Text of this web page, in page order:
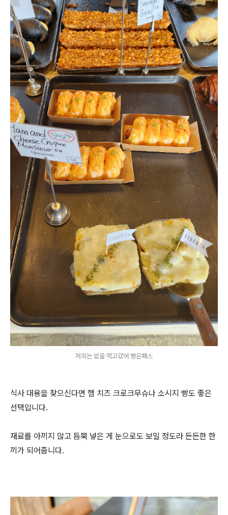
저희는 밥을 먹고갔어 빵은패스
식사 대용을 찾으신다면 햄 치즈 크로크무슈나 소시지 빵도 좋은
선택입니다.
재료를 아끼지 않고 듬뿍 넣은 게 눈으로도 보일 정도라 든든한 한
끼가 되어줍니다.